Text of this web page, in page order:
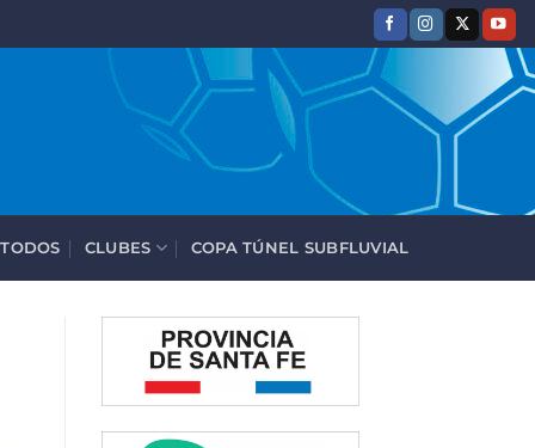
CLUBES COPA TÚNEL SUBFLUVIAL